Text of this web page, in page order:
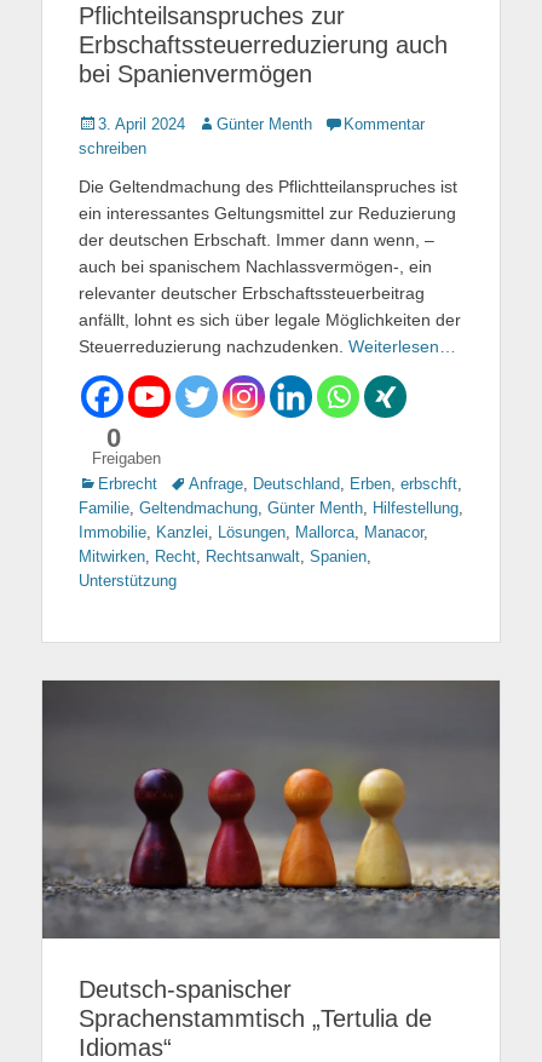
Pflichteilsanspruches zur
Erbschaftssteuerreduzierung auch
bei Spanienvermögen
Gepostet
am
3. April 2024 AutorGünter Menth
Kommentar
schreiben
Die Geltendmachung des Pflichtteilanspruches ist
ein interessantes Geltungsmittel zur Reduzierung
der deutschen Erbschaft. Immer dann wenn, –
auch bei spanischem Nachlassvermögen-, ein
relevanter deutscher Erbschaftssteuerbeitrag
anfällt, lohnt es sich über legale Möglichkeiten der
Steuerreduzierung nachzudenken. Weiterlesen…
0
Freigaben
Kategorien
Erbrecht TagsAnfrage, Deutschland, Erben, erbschft,
Familie, Geltendmachung, Günter Menth, Hilfestellung,
Immobilie, Kanzlei, Lösungen, Mallorca, Manacor,
Mitwirken, Recht, Rechtsanwalt, Spanien,
Unterstützung
Deutsch-spanischer
Sprachenstammtisch „Tertulia de
Idiomas“